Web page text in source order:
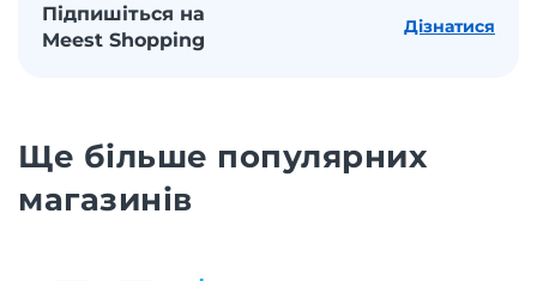
Підпишіться на
Meest Shopping
Дізнатися
Ще більше популярних
магазинів